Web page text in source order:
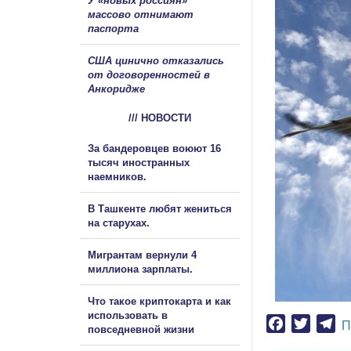
Facebook
Twitter
массово отнимают
паспорта
США цинично отказались
от договоренностей в
Анкоридже
/// НОВОСТИ
За бандеровцев воюют 16
тысяч иностранных
наемников.
В Ташкенте любят жениться
на старухах.
Мигрантам вернули 4
миллиона зарплаты.
Что такое криптокарта и как
использовать в
повседневной жизни